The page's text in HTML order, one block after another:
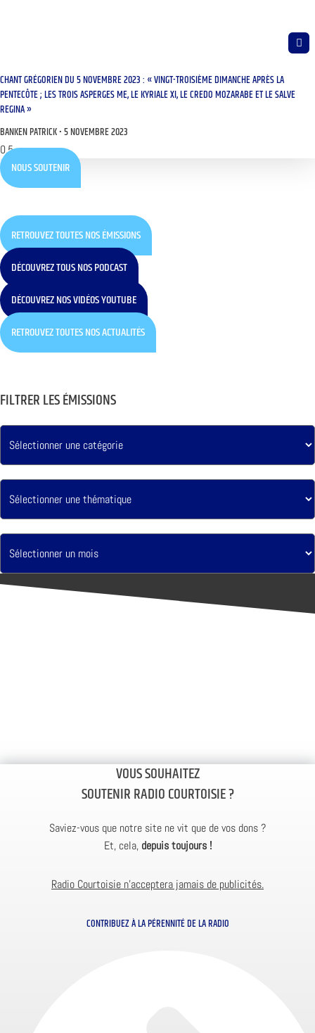
CHANT GRÉGORIEN DU 5 NOVEMBRE 2023 : « VINGT-TROISIÈME DIMANCHE APRÈS LA
PENTECÔTE ; LES TROIS ASPERGES ME, LE KYRIALE XI, LE CREDO MOZARABE ET LE SALVE
REGINA »
BANKEN PATRICK 5 NOVEMBRE 2023
NOUS SOUTENIR
RETROUVEZ TOUTES NOS ÉMISSIONS
DÉCOUVREZ TOUS NOS PODCAST
DÉCOUVREZ NOS VIDÉOS YOUTUBE
RETROUVEZ TOUTES NOS ACTUALITÉS
FILTRER LES ÉMISSIONS
VOUS SOUHAITEZ
SOUTENIR RADIO COURTOISIE ?
Saviez-vous que notre site ne vit que de vos dons ?
Et, cela, depuis toujours !
Radio Courtoisie n’acceptera jamais de publicités.
CONTRIBUEZ À LA PÉRENNITÉ DE LA RADIO